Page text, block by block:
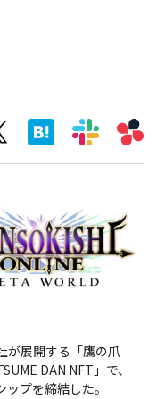
が展開する「鷹の爪
DAN NFT」で、
プを締結した。